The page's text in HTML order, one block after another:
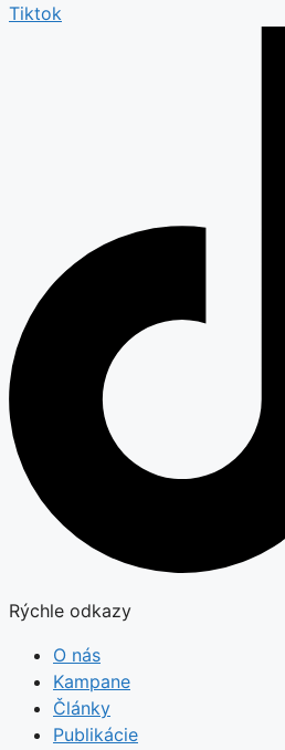
Tiktok
Rýchle odkazy
O nás
Kampane
Články
Publikácie